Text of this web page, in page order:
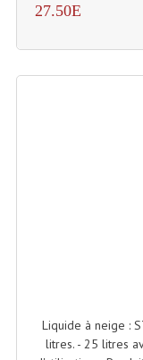
Haut-
27.50E
Liquide à neige :
litres. - 25 litres